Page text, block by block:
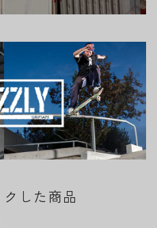
した商品